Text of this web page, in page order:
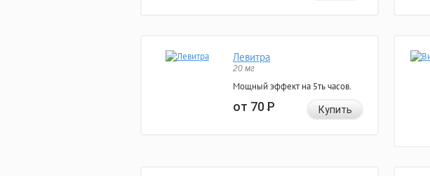
Левитра
20 мг
Мощный эффект на 5ть часов.
от 70Р Купить